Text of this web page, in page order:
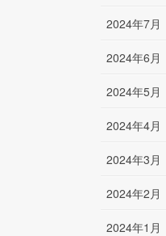
2024年7月
2024年6月
2024年5月
2024年4月
2024年3月
2024年2月
2024年1月